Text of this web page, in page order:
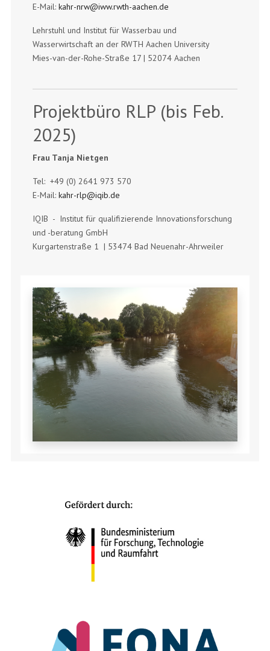
E-Mail:kahr-nrw@iww.rwth-aachen.de
Lehrstuhl und Institut für Wasserbau und
Wasserwirtschaft an der RWTH Aachen University
Mies-van-der-Rohe-Straße 17 | 52074 Aachen
Projektbüro RLP (bis Feb.
2025)
Frau Tanja Nietgen
Tel: +49 (0) 2641 973 570
E-Mail:kahr-rlp@iqib.de
IQIB - Institut für qualifizierende Innovationsforschung
und -beratung GmbH
Kurgartenstraße 1 | 53474 Bad Neuenahr-Ahrweiler